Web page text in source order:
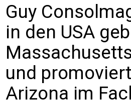
Guy
in den USA
und
Arizona im